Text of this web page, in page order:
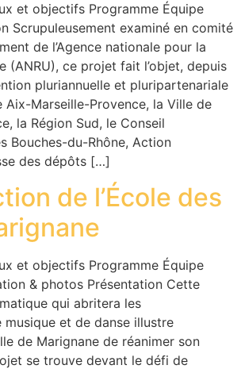
et objectifs Programme Équipe
Scrupuleusement examiné en comité
de l’Agence nationale pour la
(ANRU), ce projet fait l’objet, depuis
pluriannuelle et pluripartenariale
Marseille-Provence, la Ville de
la Région Sud, le Conseil
Bouches-du-Rhône, Action
des dépôts […]
de l’École des
et objectifs Programme Équipe
& photos Présentation Cette
qui abritera les
et de danse illustre
de Marignane de réanimer son
se trouve devant le défi de